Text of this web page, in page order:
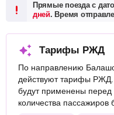
Прямые поезда с
дней. Время
Тарифы РЖД
По направлению
действуют тарифы
будут применены
количества